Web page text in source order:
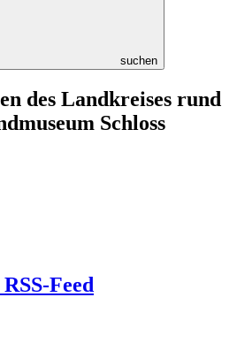
suchen
des Landkreises rund
Schloss
Feed